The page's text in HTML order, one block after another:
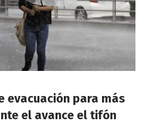
evacuación para más
el avance el tifón